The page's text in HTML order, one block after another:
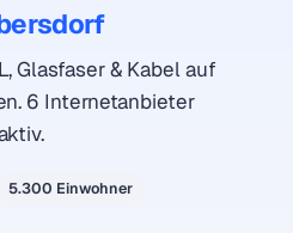
Glasfaser & Kabel auf
6 Internetanbieter
5.300 Einwohner